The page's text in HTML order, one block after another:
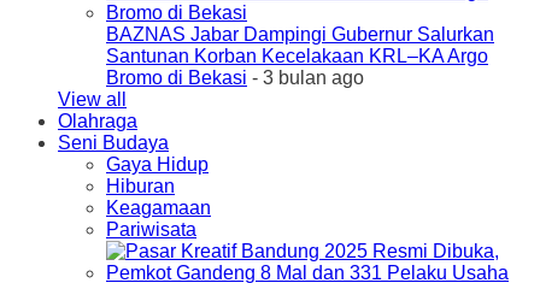
BAZNAS Jabar Dampingi Gubernur Salurkan
Santunan Korban Kecelakaan KRL–KA Argo
Bromo di Bekasi - 3 bulan ago
View all
Olahraga
Seni Budaya
Gaya Hidup
Hiburan
Keagamaan
Pariwisata